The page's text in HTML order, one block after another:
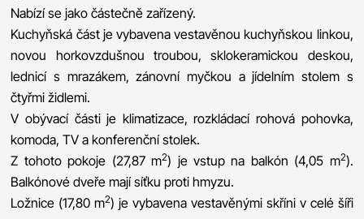
Nabízí se jako částečně zařízený.
Kuchyňská část je vybavena vestavěnou kuchyňskou linkou,
novou horkovzdušnou troubou, sklokeramickou deskou,
lednicí s mrazákem, zánovní myčkou a jídelním stolem s
čtyřmi židlemi.
V obývací části je klimatizace, rozkládací rohová pohovka,
komoda, TV a konferenční stolek.
Z tohoto pokoje (27,87 m2) je vstup na balkón (4,05 m2).
Balkónové dveře mají síťku proti hmyzu.
Ložnice (17,80 m2) je vybavena vestavěnými skříni v celé šíři